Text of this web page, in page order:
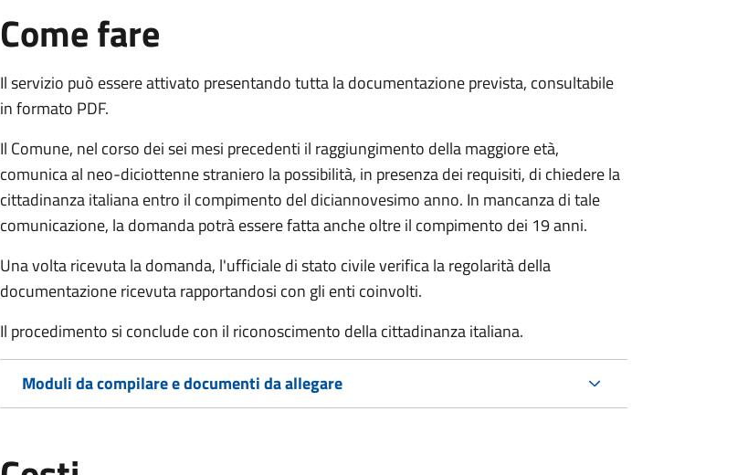
Come fare
Il servizio può essere attivato presentando tutta la documentazione prevista, consultabile
in formato PDF.
Il Comune, nel corso dei sei mesi precedenti il raggiungimento della maggiore età,
comunica al neo-diciottenne straniero la possibilità, in presenza dei requisiti, di chiedere la
cittadinanza italiana entro il compimento del diciannovesimo anno. In mancanza di tale
comunicazione, la domanda potrà essere fatta anche oltre il compimento dei 19 anni.
Una volta ricevuta la domanda, l'ufficiale di stato civile verifica la regolarità della
documentazione ricevuta rapportandosi con gli enti coinvolti.
Il procedimento si conclude con il riconoscimento della cittadinanza italiana.
Moduli da compilare e documenti da allegare